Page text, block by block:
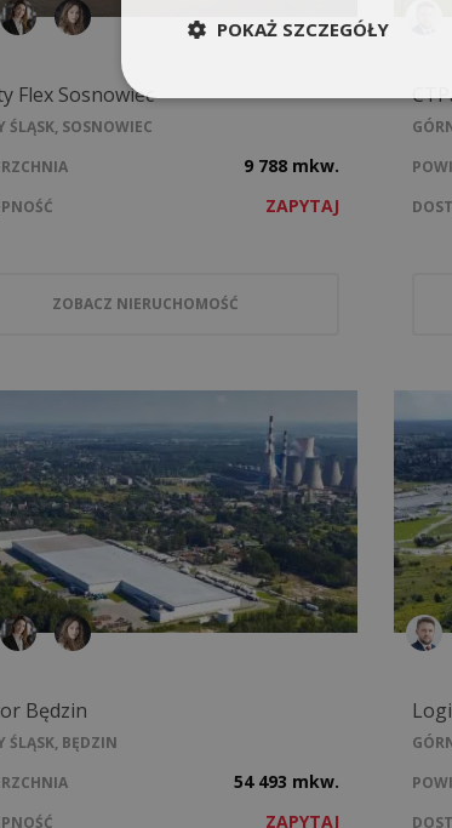
Flex Sosnowiec
ŚLĄSK, SOSNOWIEC
9 788 mkw.
ZAPYTAJ
ZOBACZ NIERUCHOMOŚĆ
Będzin
ŚLĄSK, BĘDZIN
54 493 mkw.
ZAPYTAJ
POKAŻ SZCZEGÓŁY